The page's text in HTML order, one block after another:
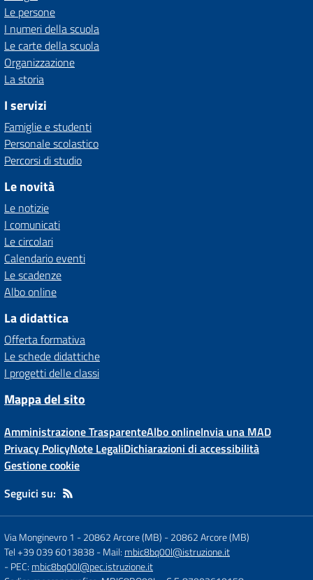
Le persone
I numeri della scuola
Le carte della scuola
Organizzazione
La storia
I servizi
Famiglie e studenti
Personale scolastico
Percorsi di studio
Le novità
Le notizie
I comunicati
Le circolari
Calendario eventi
Le scadenze
Albo online
La didattica
Offerta formativa
Le schede didattiche
I progetti delle classi
Mappa del sito
Amministrazione TrasparenteAlbo onlineInvia una MAD
Privacy PolicyNote LegaliDichiarazioni di accessibilità
Gestione cookie
Seguici su:
Via Monginevro 1 - 20862 Arcore (MB) -20862 Arcore (MB)
Tel +39 039 6013838- Mail: mbic8bq00l@istruzione.it
- PEC: mbic8bq00l@pec.istruzione.it